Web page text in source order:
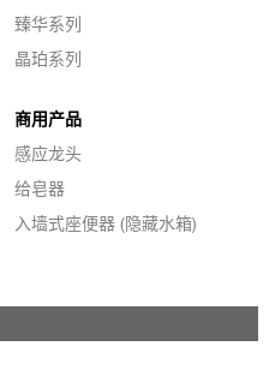
臻华系列
晶珀系列
商用产品
感应龙头
给皂器
入墙式座便器 (隐藏水箱)